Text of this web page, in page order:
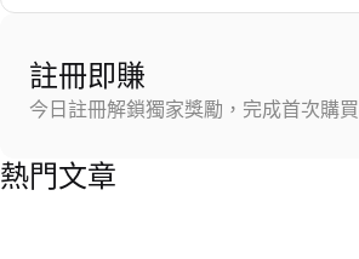
註冊即賺
今日註冊解鎖獨家獎勵，完成首次購
熱門文章